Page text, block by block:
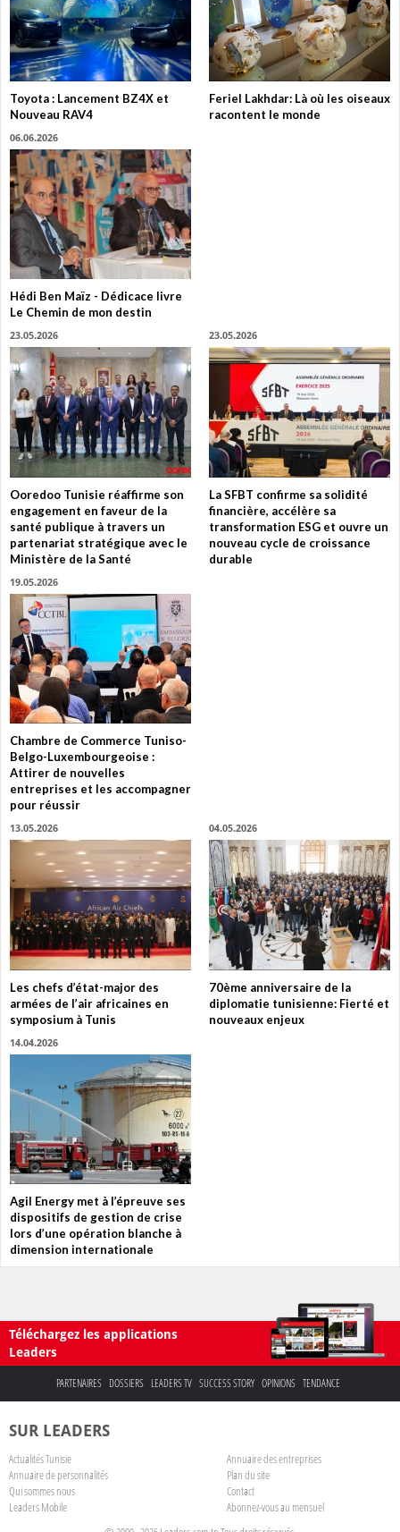
Toyota : Lancement BZ4X et
Nouveau RAV4
Feriel Lakhdar: Là où les oiseaux
racontent le monde
06.06.2026
Hédi Ben Maïz - Dédicace livre
Le Chemin de mon destin
23.05.2026
Ooredoo Tunisie réaffirme son
engagement en faveur de la
santé publique à travers un
partenariat stratégique avec le
Ministère de la Santé
23.05.2026
La SFBT confirme sa solidité
financière, accélère sa
transformation ESG et ouvre un
nouveau cycle de croissance
durable
19.05.2026
Chambre de Commerce Tuniso-
Belgo-Luxembourgeoise :
Attirer de nouvelles
entreprises et les accompagner
pour réussir
13.05.2026
Les chefs d’état-major des
armées de l’air africaines en
symposium à Tunis
04.05.2026
70ème anniversaire de la
diplomatie tunisienne: Fierté et
nouveaux enjeux
14.04.2026
Agil Energy met à l’épreuve ses
dispositifs de gestion de crise
lors d’une opération blanche à
dimension internationale
Téléchargez les applications
Leaders
PARTENAIRES DOSSIERS LEADERS TV SUCCESS STORY OPINIONS TENDANCE
SUR LEADERS
Actualités Tunisie
Annuaire des entreprises
Annuaire de personnalités
Plan du site
Qui sommes nous
Contact
Leaders Mobile
Abonnez-vous au mensuel